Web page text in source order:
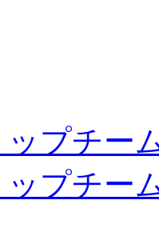
ップチー
ップチー